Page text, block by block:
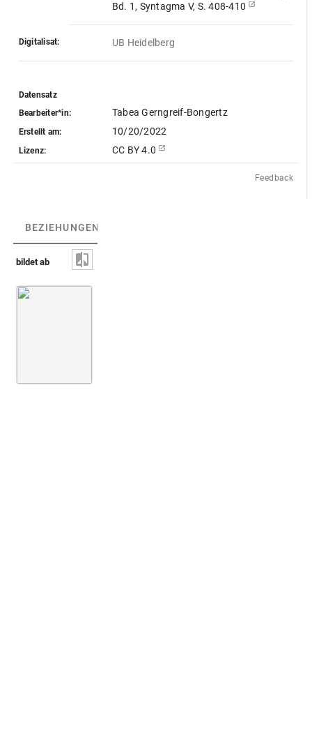
Bd. 1, Syntagma V, S. 408-410
Digitalisat: UB Heidelberg
Datensatz
Bearbeiter*in:
Tabea Gerngreif-Bongertz
Erstellt am: 10/20/2022
Lizenz: CC BY 4.0
Feedback
BEZIEHUNGEN
bildet ab